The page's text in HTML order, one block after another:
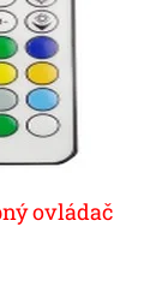
ovládač